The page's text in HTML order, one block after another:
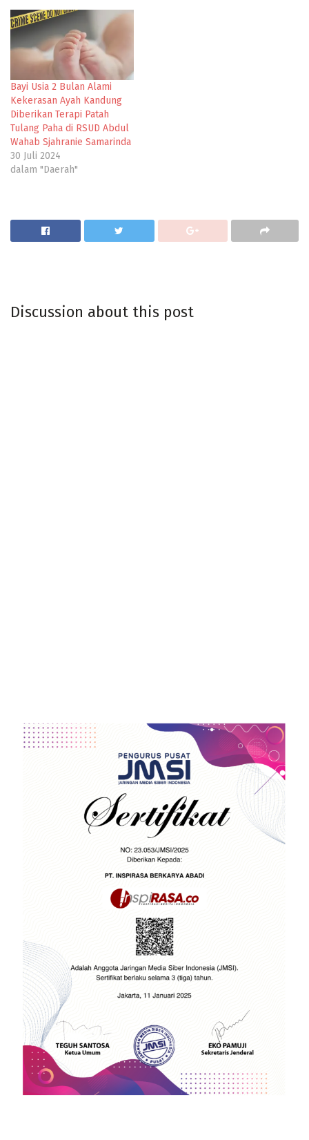
Bayi Usia 2 Bulan Alami
Kekerasan Ayah Kandung
Diberikan Terapi Patah
Tulang Paha di RSUD Abdul
Wahab Sjahranie Samarinda
30 Juli 2024
dalam "Daerah"
Discussion about this post